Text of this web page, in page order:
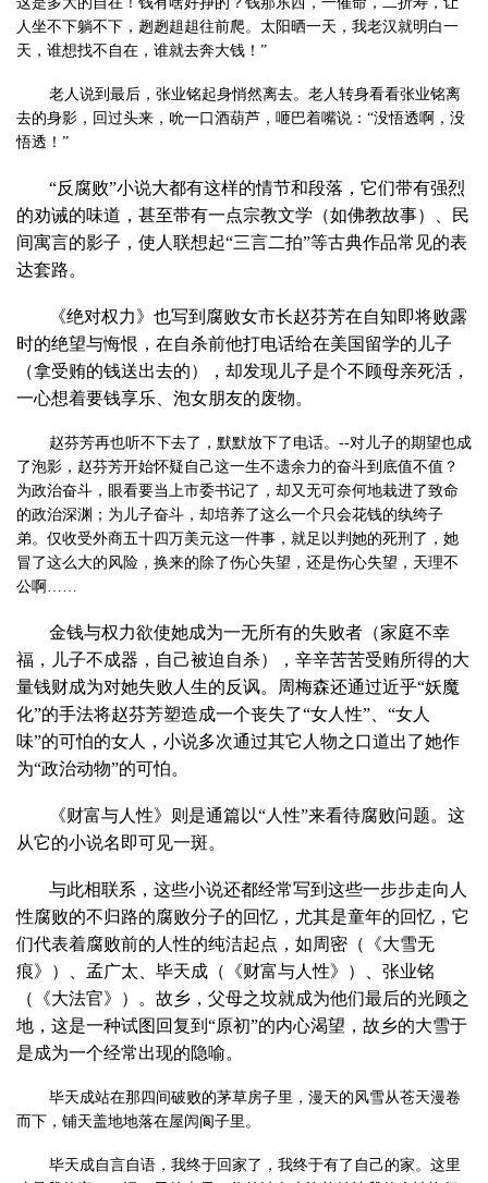
人坐不下躺不下，趔趔趄趄往前爬。太阳晒一天，我老汉就明白一
天，谁想找不自在，谁就去奔大钱！”
老人说到最后，张业铭起身悄然离去。老人转身看看张业铭离
去的身影，回过头来，吮一口酒葫芦，咂巴着嘴说：“没悟透啊，没
悟透！”
“反腐败”小说大都有这样的情节和段落，它们带有强烈
的劝诫的味道，甚至带有一点宗教文学（如佛教故事）、民
间寓言的影子，使人联想起“三言二拍”等古典作品常见的表
达套路。
《绝对权力》也写到腐败女市长赵芬芳在自知即将败露
时的绝望与悔恨，在自杀前他打电话给在美国留学的儿子
（拿受贿的钱送出去的），却发现儿子是个不顾母亲死活，
一心想着要钱享乐、泡女朋友的废物。
赵芬芳再也听不下去了，默默放下了电话。 --对儿子的期望也成
了泡影，赵芬芳开始怀疑自己这一生不遗余力的奋斗到底值不值？
为政治奋斗，眼看要当上市委书记了，却又无可奈何地栽进了致命
的政治深渊；为儿子奋斗，却培养了这么一个只会花钱的纨绔子
弟。仅收受外商五十四万美元这一件事，就足以判她的死刑了，她
冒了这么大的风险，换来的除了伤心失望，还是伤心失望，天理不
公啊……
金钱与权力欲使她成为一无所有的失败者（家庭不幸
福，儿子不成器，自己被迫自杀），辛辛苦苦受贿所得的大
量钱财成为对她失败人生的反讽。周梅森还通过近乎“妖魔
化”的手法将赵芬芳塑造成一个丧失了“女人性”、“女人
味”的可怕的女人，小说多次通过其它人物之口道出了她作
为“政治动物”的可怕。
《财富与人性》则是通篇以“人性”来看待腐败问题。这
从它的小说名即可见一斑。
与此相联系，这些小说还都经常写到这些一步步走向人
性腐败的不归路的腐败分子的回忆，尤其是童年的回忆，它
们代表着腐败前的人性的纯洁起点，如周密（《大雪无
痕》）、孟广太、毕天成（《财富与人性》）、张业铭
（《大法官》）。故乡，父母之坟就成为他们最后的光顾之
地，这是一种试图回复到“原初”的内心渴望，故乡的大雪于
是成为一个经常出现的隐喻。
毕天成站在那四间破败的茅草房子里，漫天的风雪从苍天漫卷
而下，铺天盖地地落在屋闶阆子里。
毕天成自言自语，我终于回家了，我终于有了自己的家。这里